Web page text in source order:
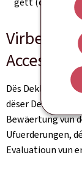
Dës Deklaratioun
dëser
Bewäertung vun
Ufuerderungen,
Evaluatioun vun